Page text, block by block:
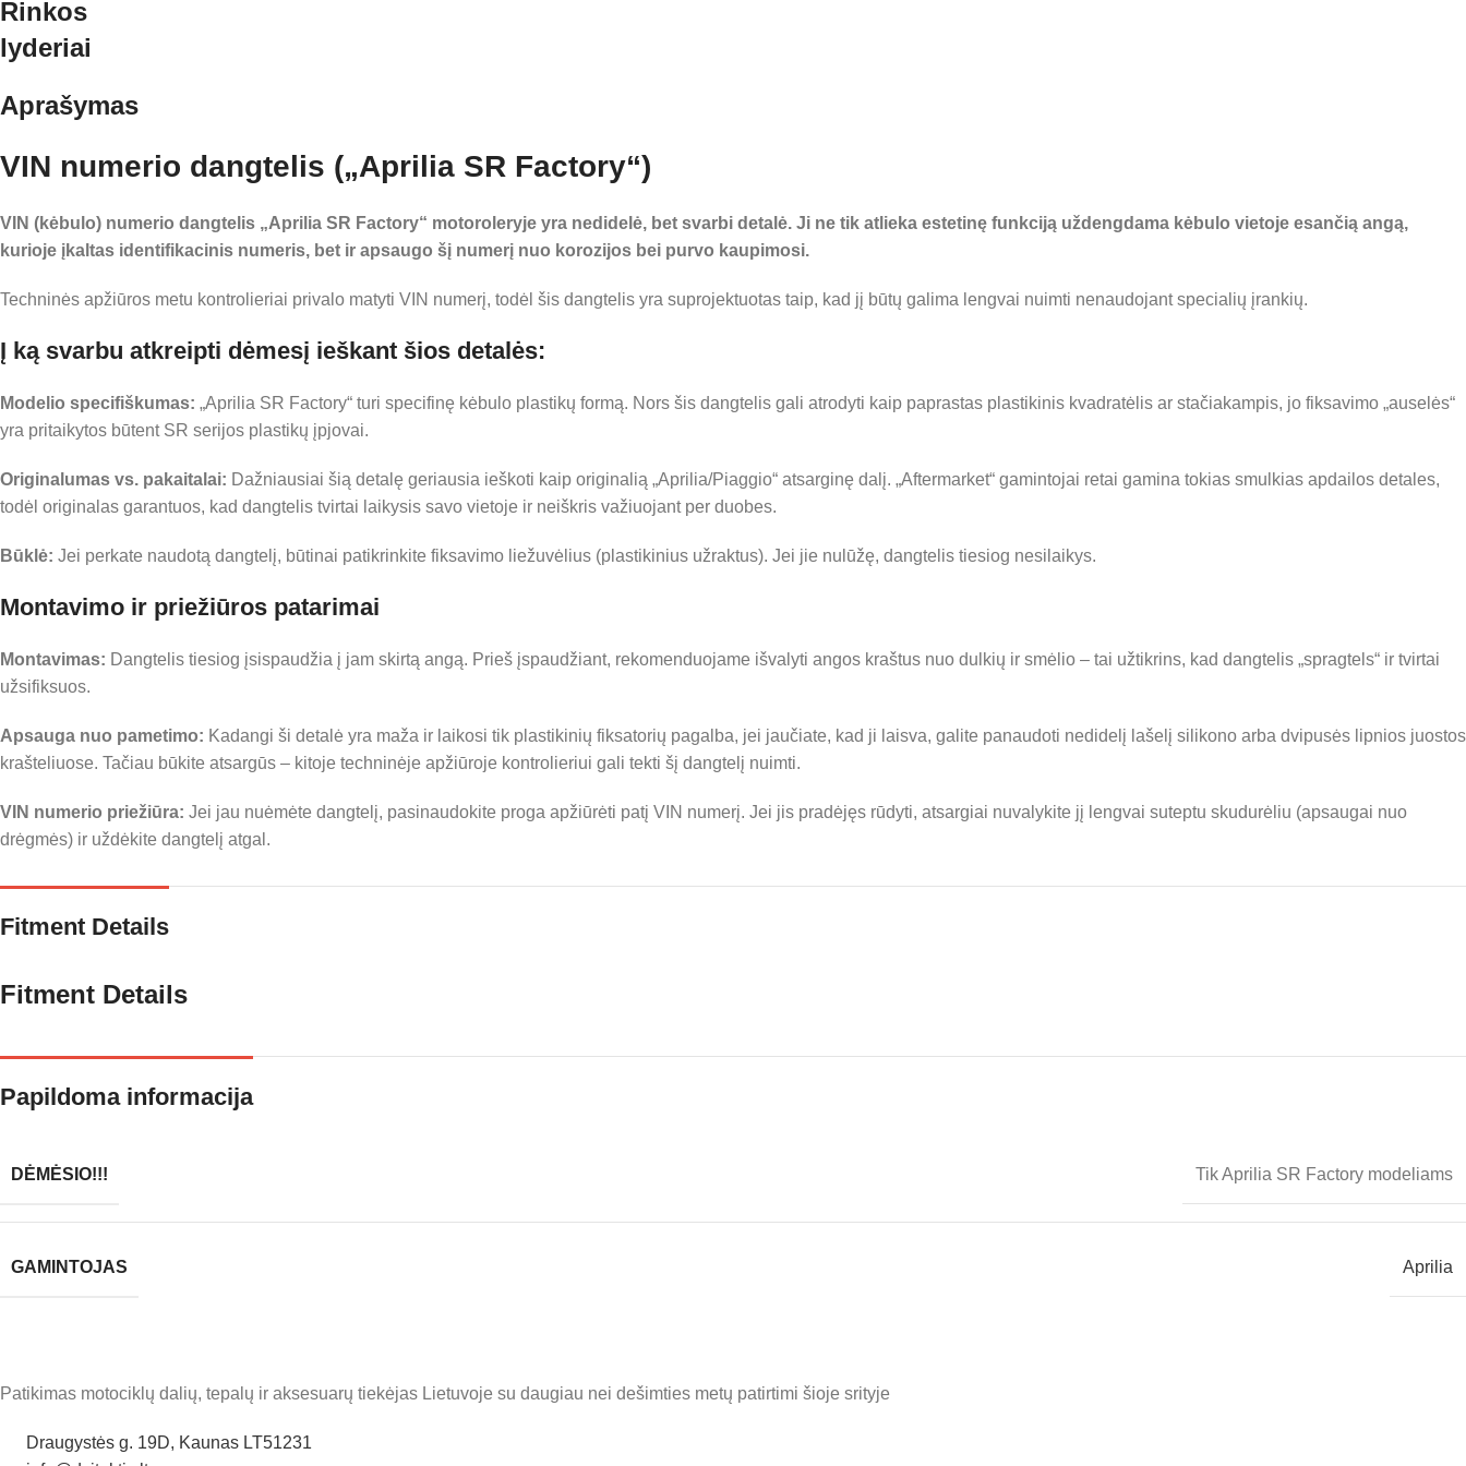
Rinkos
lyderiai
Aprašymas
VIN numerio dangtelis („Aprilia SR Factory“)
VIN (kėbulo) numerio dangtelis „Aprilia SR Factory“ motoroleryje yra nedidelė, bet svarbi detalė. Ji ne tik atlieka estetinę funkciją uždengdama kėbulo vietoje esančią angą,
kurioje įkaltas identifikacinis numeris, bet ir apsaugo šį numerį nuo korozijos bei purvo kaupimosi.
Techninės apžiūros metu kontrolieriai privalo matyti VIN numerį, todėl šis dangtelis yra suprojektuotas taip, kad jį būtų galima lengvai nuimti nenaudojant specialių įrankių.
Į ką svarbu atkreipti dėmesį ieškant šios detalės:
Modelio specifiškumas: „Aprilia SR Factory“ turi specifinę kėbulo plastikų formą. Nors šis dangtelis gali atrodyti kaip paprastas plastikinis kvadratėlis ar stačiakampis, jo fiksavimo „auselės“
yra pritaikytos būtent SR serijos plastikų įpjovai.
Originalumas vs. pakaitalai: Dažniausiai šią detalę geriausia ieškoti kaip originalią „Aprilia/Piaggio“ atsarginę dalį. „Aftermarket“ gamintojai retai gamina tokias smulkias apdailos detales,
todėl originalas garantuos, kad dangtelis tvirtai laikysis savo vietoje ir neiškris važiuojant per duobes.
Būklė: Jei perkate naudotą dangtelį, būtinai patikrinkite fiksavimo liežuvėlius (plastikinius užraktus). Jei jie nulūžę, dangtelis tiesiog nesilaikys.
Montavimo ir priežiūros patarimai
Montavimas: Dangtelis tiesiog įsispaudžia į jam skirtą angą. Prieš įspaudžiant, rekomenduojame išvalyti angos kraštus nuo dulkių ir smėlio – tai užtikrins, kad dangtelis „spragtels“ ir tvirtai
užsifiksuos.
Apsauga nuo pametimo: Kadangi ši detalė yra maža ir laikosi tik plastikinių fiksatorių pagalba, jei jaučiate, kad ji laisva, galite panaudoti nedidelį lašelį silikono arba dvipusės lipnios juostos
krašteliuose. Tačiau būkite atsargūs – kitoje techninėje apžiūroje kontrolieriui gali tekti šį dangtelį nuimti.
VIN numerio priežiūra: Jei jau nuėmėte dangtelį, pasinaudokite proga apžiūrėti patį VIN numerį. Jei jis pradėjęs rūdyti, atsargiai nuvalykite jį lengvai suteptu skudurėliu (apsaugai nuo
drėgmės) ir uždėkite dangtelį atgal.
Fitment Details
Fitment Details
Papildoma informacija
DĖMĖSIO!!! Tik Aprilia SR Factory modeliams
GAMINTOJAS Aprilia
Patikimas motociklų dalių, tepalų ir aksesuarų tiekėjas Lietuvoje su daugiau nei dešimties metų patirtimi šioje srityje
Draugystės g. 19D, Kaunas LT51231